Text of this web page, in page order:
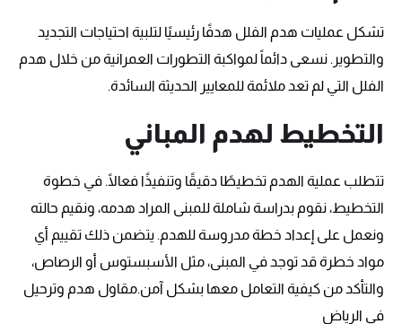
تشكل عمليات هدم الفلل هدفًا رئيسيًا لتلبية احتياجات التجديد
والتطوير. نسعى دائماً لمواكبة التطورات العمرانية من خلال هدم
الفلل التي لم تعد ملائمة للمعايير الحديثة السائدة.
التخطيط لهدم المباني
تتطلب عملية الهدم تخطيطًا دقيقًا وتنفيذًا فعالًا. في خطوة
التخطيط، نقوم بدراسة شاملة للمبنى المراد هدمه، ونقيم حالته
ونعمل على إعداد خطة مدروسة للهدم. يتضمن ذلك تقييم أي
مواد خطرة قد توجد في المبنى، مثل الأسبستوس أو الرصاص،
والتأكد من كيفية التعامل معها بشكل آمن.مقاول هدم وترحيل
في الرياض